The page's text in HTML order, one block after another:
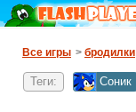
Все игры > бродилки
Теги: Соник